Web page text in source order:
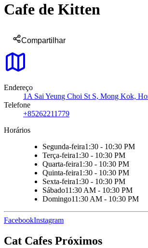
Cafe de Kitten
Compartilhar
Endereço
1A Sai Yeung Choi St S, Mong Kok,
Telefone
+85262211779
Horários
Segunda-feira1:30 - 10:30 PM
Terça-feira1:30 - 10:30 PM
Quarta-feira1:30 - 10:30 PM
Quinta-feira1:30 - 10:30 PM
Sexta-feira1:30 - 10:30 PM
Sábado11:30 AM - 10:30 PM
Domingo11:30 AM - 10:30 PM
FacebookInstagram
Cat Cafes Próximos